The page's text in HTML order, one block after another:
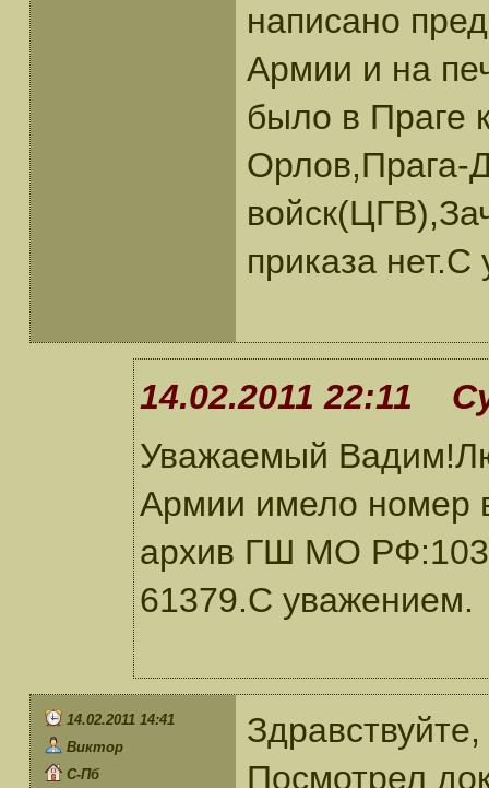
написано
Армии и на
было в Праге
Орлов,Прага-
приказа
14.02.2011 22:11
Уважаемый
Армии имело номер
архив ГШ МО
61379.С уважением.
14.02.2011 14:41
Виктор
С-Пб
Посмотрел